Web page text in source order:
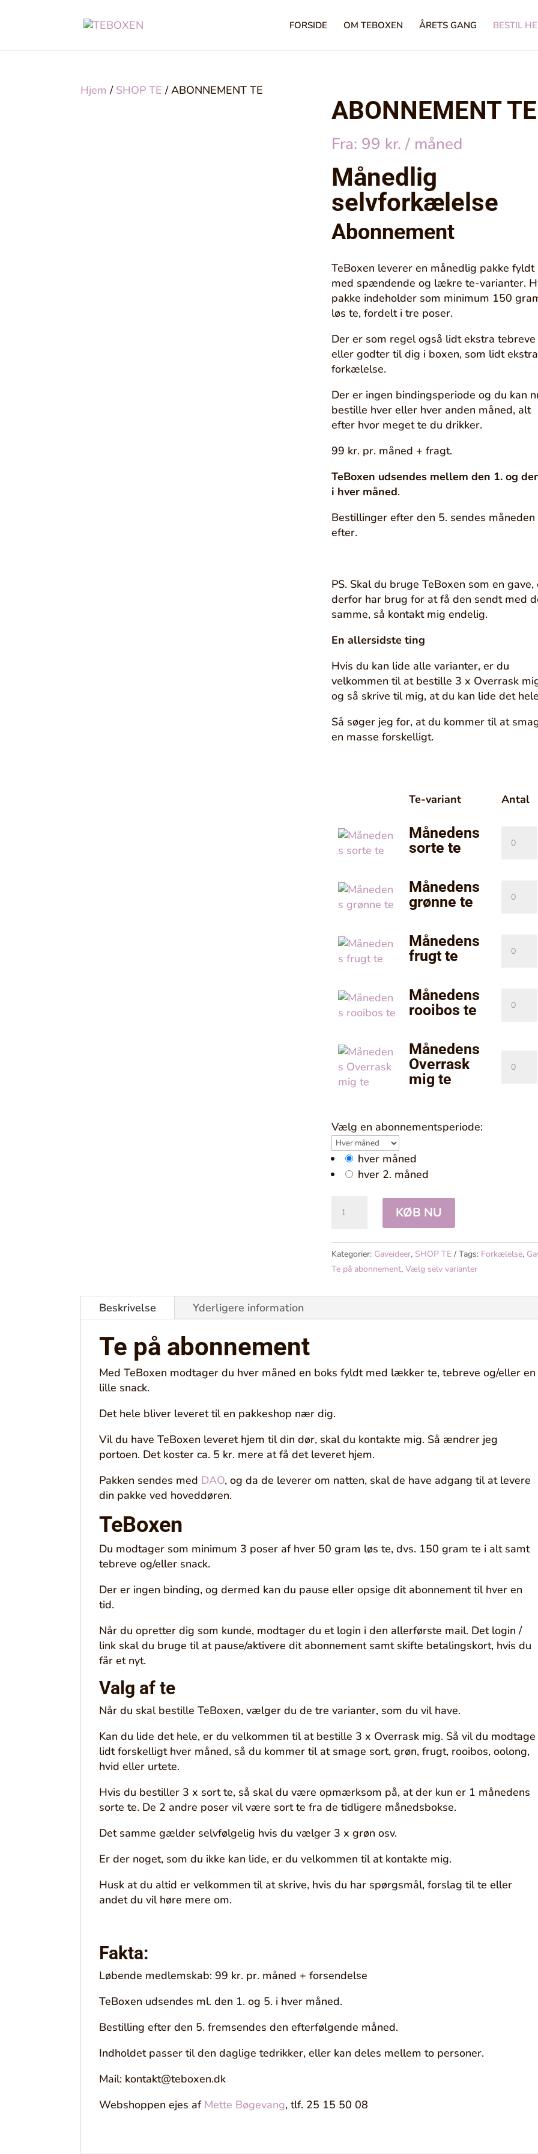
FORSIDE OM TEBOXEN ÅRETS GANG BESTIL
Hjem / SHOP TE / ABONNEMENT TE
ABONNEMENT TE
Fra: 99 kr. / måned
Månedlig
selvforkælelse
Abonnement
TeBoxen leverer en månedlig pakke fyldt
med spændende og lækre te-varianter.
pakke indeholder som minimum 150
løs te, fordelt i tre poser.
Der er som regel også lidt ekstra tebreve
eller godter til dig i boxen, som lidt ekstra
forkælelse.
Der er ingen bindingsperiode og du kan
bestille hver eller hver anden måned, alt
efter hvor meget te du drikker.
99 kr. pr. måned + fragt.
TeBoxen udsendes mellem den 1. og
i hver måned.
Bestillinger efter den 5. sendes måneden
efter.
PS. Skal du bruge TeBoxen som en gave,
derfor har brug for at få den sendt med
samme, så kontakt mig endelig.
En allersidste ting
Hvis du kan lide alle varianter, er du
velkommen til at bestille 3 x Overrask
og så skrive til mig, at du kan lide det
Så søger jeg for, at du kommer til at
en masse forskelligt.
Te-variant Antal
Månedens
sorte te
sorte
Månedens
grønne te
grønne
Månedens
frugt te
frugt
Månedens
rooibos te
rooibos
Månedens
Overrask
mig te
Vælg en abonnementsperiode:
Select
subscription
option
hver måned
hver 2. måned
ABONNEMENT
TE
KØB NU
Kategorier: Gaveideer, SHOP TE Tags: Forkælelse,
Te på abonnement, Vælg selv varianter
Beskrivelse Yderligere information
Te på abonnement
Med TeBoxen modtager du hver måned en boks fyldt med lækker te, tebreve og/eller en
lille snack.
Det hele bliver leveret til en pakkeshop nær dig.
Vil du have TeBoxen leveret hjem til din dør, skal du kontakte mig. Så ændrer jeg
portoen. Det koster ca. 5 kr. mere at få det leveret hjem.
Pakken sendes med DAO, og da de leverer om natten, skal de have adgang til at levere
din pakke ved hoveddøren.
TeBoxen
Du modtager som minimum 3 poser af hver 50 gram løs te, dvs. 150 gram te i alt samt
tebreve og/eller snack.
Der er ingen binding, og dermed kan du pause eller opsige dit abonnement til hver en
tid.
Når du opretter dig som kunde, modtager du et login i den allerførste mail. Det login /
link skal du bruge til at pause/aktivere dit abonnement samt skifte betalingskort, hvis du
får et nyt.
Valg af te
Når du skal bestille TeBoxen, vælger du de tre varianter, som du vil have.
Kan du lide det hele, er du velkommen til at bestille 3 x Overrask mig. Så vil du modtage
lidt forskelligt hver måned, så du kommer til at smage sort, grøn, frugt, rooibos, oolong,
hvid eller urtete.
Hvis du bestiller 3 x sort te, så skal du være opmærksom på, at der kun er 1 månedens
sorte te. De 2 andre poser vil være sort te fra de tidligere månedsbokse.
Det samme gælder selvfølgelig hvis du vælger 3 x grøn osv.
Er der noget, som du ikke kan lide, er du velkommen til at kontakte mig.
Husk at du altid er velkommen til at skrive, hvis du har spørgsmål, forslag til te eller
andet du vil høre mere om.
Fakta:
Løbende medlemskab: 99 kr. pr. måned + forsendelse
TeBoxen udsendes ml. den 1. og 5. i hver måned.
Bestilling efter den 5. fremsendes den efterfølgende måned.
Indholdet passer til den daglige tedrikker, eller kan deles mellem to personer.
Mail: kontakt@teboxen.dk
Webshoppen ejes af Mette Bøgevang, tlf. 25 15 50 08